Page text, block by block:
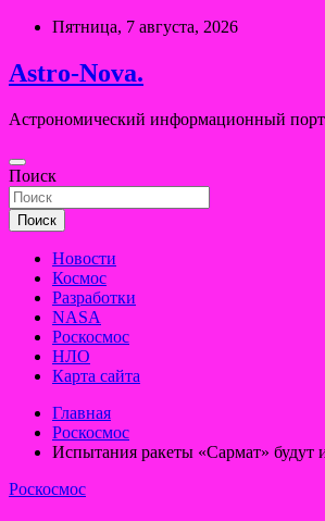
Перейти
содержимому
Пятница, 7 августа, 2026
Astro-Nova.
Астрономический информационный
Поиск
Поиск
Новости
Космос
Разработки
NASA
Роскосмос
НЛО
Карта сайта
Главная
Роскосмос
Испытания ракеты «Сармат» будут
Роскосмос